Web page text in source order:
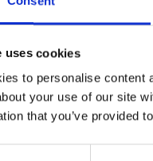
uses cookies
to personalise content
your use of our site
that you’ve provided
SEGF010
€ 243,36